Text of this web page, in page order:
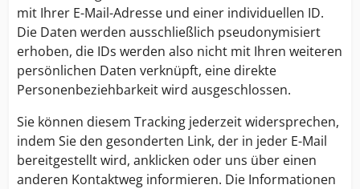
mit Ihrer E-Mail-Adresse und einer individuellen ID.
Die Daten werden ausschließlich pseudonymisiert
erhoben, die IDs werden also nicht mit Ihren weiteren
persönlichen Daten verknüpft, eine direkte
Personenbeziehbarkeit wird ausgeschlossen.
Sie können diesem Tracking jederzeit widersprechen,
indem Sie den gesonderten Link, der in jeder E-Mail
bereitgestellt wird, anklicken oder uns über einen
anderen Kontaktweg informieren. Die Informationen